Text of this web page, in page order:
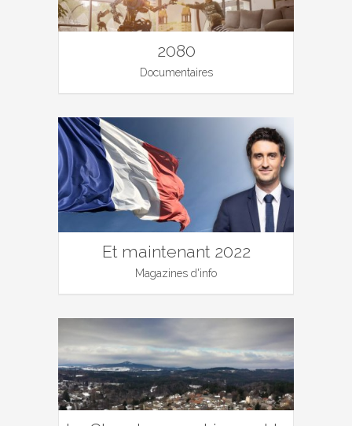
2080
Documentaires
Et maintenant 2022
Magazines d'info